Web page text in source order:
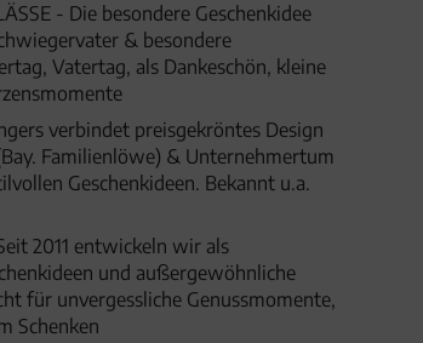
- Die besondere Geschenkidee
& besondere
Vatertag, als Dankeschön, kleine
verbindet preisgekröntes Design
Familienlöwe) & Unternehmertum
Geschenkideen. Bekannt u.a.
2011 entwickeln wir als
und außergewöhnliche
für unvergessliche Genussmomente,
Schenken